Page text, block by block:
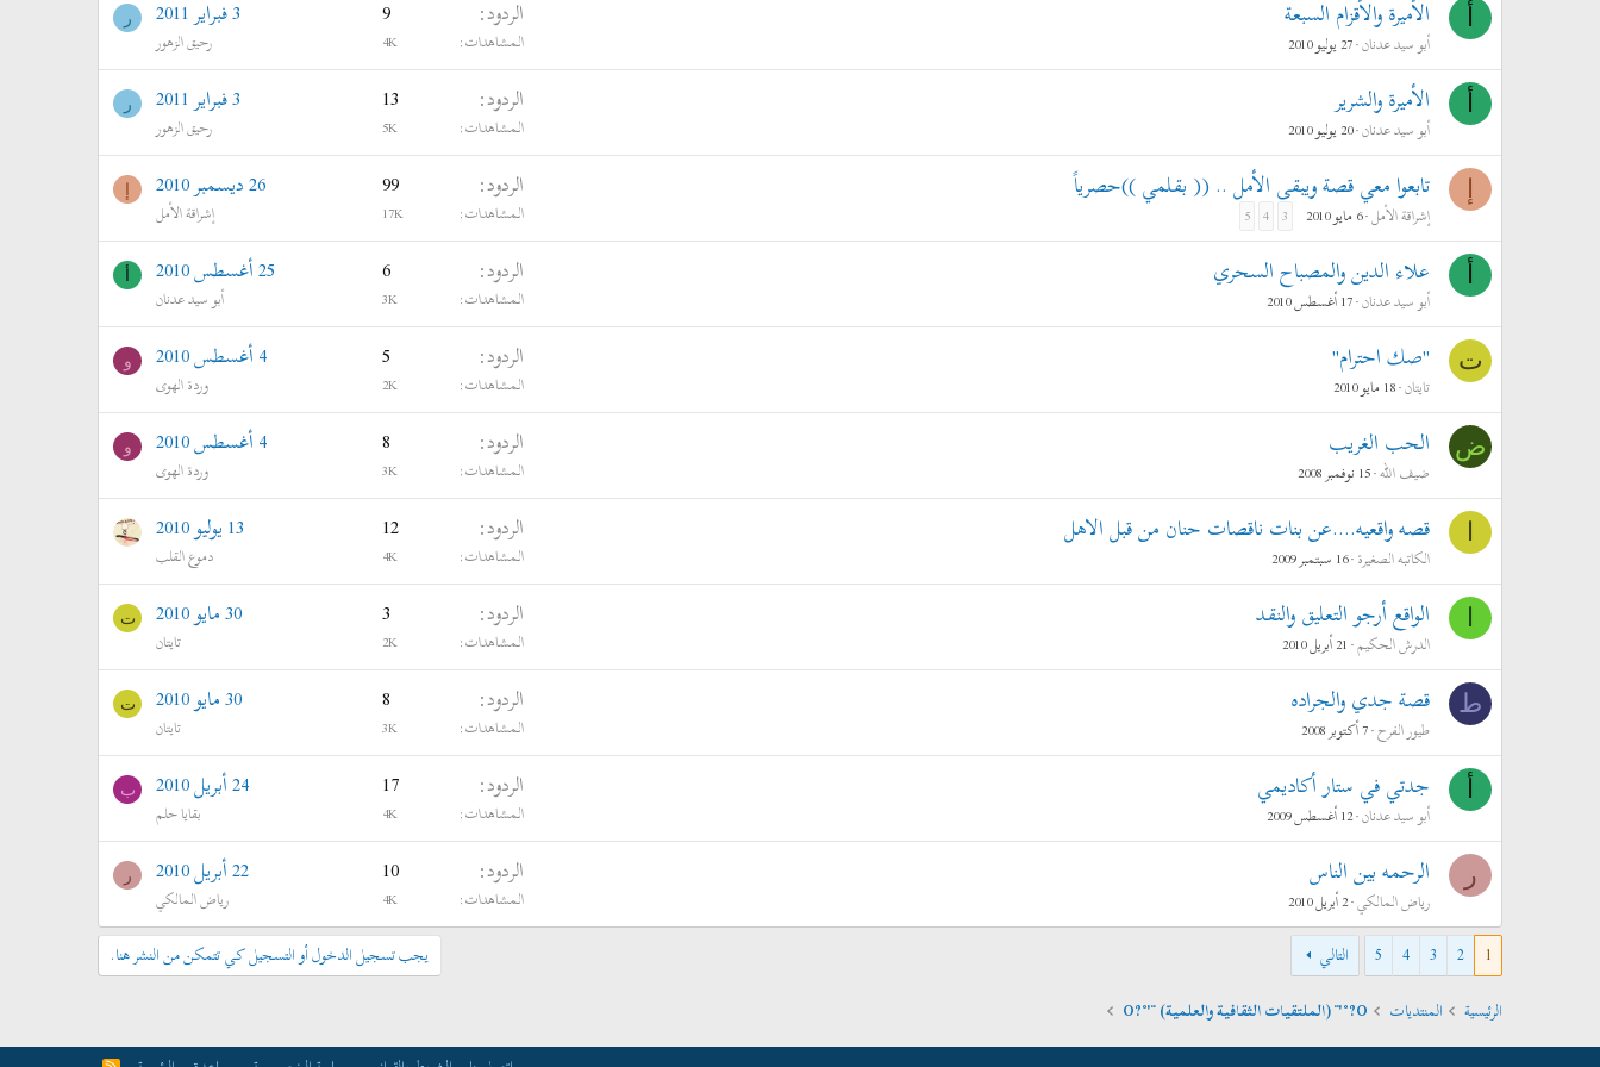
أ الأميرة والأقزام السبعة
أبو سيد عدنان 27 يوليو 2010
الردود 9
المشاهدات 4K
3 فبراير 2011
رحيق الزهور
ر
أ الأميرة والشرير
أبو سيد عدنان 20 يوليو 2010
الردود 13
المشاهدات 5K
3 فبراير 2011
رحيق الزهور
ر
إ تابعوا معي قصة ويبقى الأمل .. (( بقلمي ))حصرياً
إشراقة الأمل 6 مايو 2010 3
4
5
الردود 99
المشاهدات 17K
26 ديسمبر 2010
إشراقة الأمل
إ
أ علاء الدين والمصباح السحري
أبو سيد عدنان 17 أغسطس 2010
الردود 6
المشاهدات 3K
25 أغسطس 2010
أبو سيد عدنان
أ
ت "صك احترام"
تايتان 18 مايو 2010
الردود 5
المشاهدات 2K
4 أغسطس 2010
وردة الهوى
و
ض الحب الغريب
ضيف الله 15 نوفمبر 2008
الردود 8
المشاهدات 3K
4 أغسطس 2010
وردة الهوى
و
ا قصه واقعيه....عن بنات ناقصات حنان من قبل الاهل
الكاتبه الصغيرة 16 سبتمبر 2009
الردود 12
المشاهدات 4K
13 يوليو 2010
دموع القلب
ا الواقع أرجو التعليق والنقد
الدرش الحكيم 21 أبريل 2010
الردود 3
المشاهدات 2K
30 مايو 2010
تايتان
ت
ط قصة جدي والجراده
طيور الفرح 7 أكتوبر 2008
الردود 8
المشاهدات 3K
30 مايو 2010
تايتان
ت
أ جدتي في ستار أكاديمي
أبو سيد عدنان 12 أغسطس 2009
الردود 17
المشاهدات 4K
24 أبريل 2010
بقايا حلم
ب
ر الرحمه بين الناس
رياض المالكي 2 أبريل 2010
الردود 10
المشاهدات 4K
22 أبريل 2010
رياض المالكي
ر
1
2
3
4
5 التالي
يجب تسجيل الدخول أو التسجيل كي تتمكن من النشر هنا.
الرئيسية
المنتديات
O?°'¨ (الملتقيات الثقافية والعلمية) ¨'°?O